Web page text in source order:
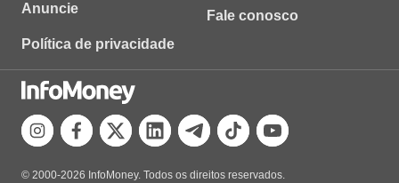
Anuncie
Política de privacidade
Fale conosco
© 2000-2026 InfoMoney. Todos os direitos reservados.